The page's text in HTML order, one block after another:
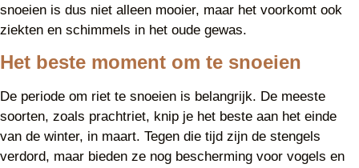
snoeien is dus niet alleen mooier, maar het voorkomt ook
ziekten en schimmels in het oude gewas.
Het beste moment om te snoeien
De periode om riet te snoeien is belangrijk. De meeste
soorten, zoals prachtriet, knip je het beste aan het einde
van de winter, in maart. Tegen die tijd zijn de stengels
verdord, maar bieden ze nog bescherming voor vogels en